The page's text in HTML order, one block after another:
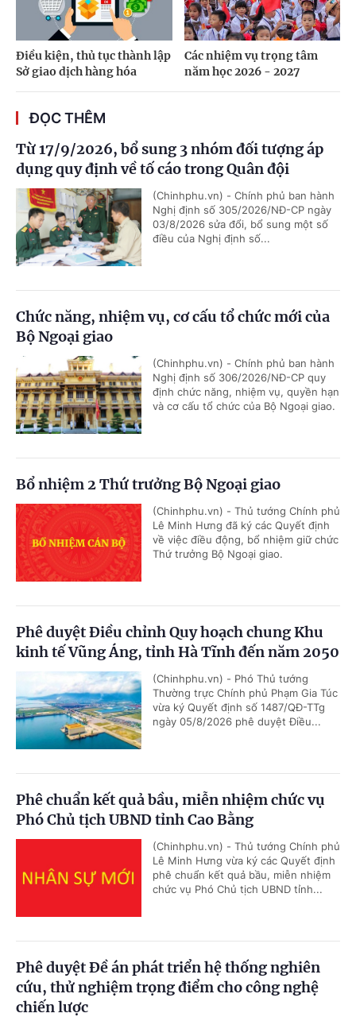
Điều kiện, thủ tục thành lập
Sở giao dịch hàng hóa
Các nhiệm vụ trọng tâm
năm học 2026 - 2027
ĐỌC THÊM
Từ 17/9/2026, bổ sung 3 nhóm đối tượng áp
dụng quy định về tố cáo trong Quân đội
(Chinhphu.vn) - Chính phủ ban hành
Nghị định số 305/2026/NĐ-CP ngày
03/8/2026 sửa đổi, bổ sung một số
điều của Nghị định số...
Chức năng, nhiệm vụ, cơ cấu tổ chức mới của
Bộ Ngoại giao
(Chinhphu.vn) - Chính phủ ban hành
Nghị định số 306/2026/NĐ-CP quy
định chức năng, nhiệm vụ, quyền hạn
và cơ cấu tổ chức của Bộ Ngoại giao.
Bổ nhiệm 2 Thứ trưởng Bộ Ngoại giao
(Chinhphu.vn) - Thủ tướng Chính phủ
Lê Minh Hưng đã ký các Quyết định
về việc điều động, bổ nhiệm giữ chức
Thứ trưởng Bộ Ngoại giao.
Phê duyệt Điều chỉnh Quy hoạch chung Khu
kinh tế Vũng Áng, tỉnh Hà Tĩnh đến năm 2050
(Chinhphu.vn) - Phó Thủ tướng
Thường trực Chính phủ Phạm Gia Túc
vừa ký Quyết định số 1487/QĐ-TTg
ngày 05/8/2026 phê duyệt Điều...
Phê chuẩn kết quả bầu, miễn nhiệm chức vụ
Phó Chủ tịch UBND tỉnh Cao Bằng
(Chinhphu.vn) - Thủ tướng Chính phủ
Lê Minh Hưng vừa ký các Quyết định
phê chuẩn kết quả bầu, miễn nhiệm
chức vụ Phó Chủ tịch UBND tỉnh...
Phê duyệt Đề án phát triển hệ thống nghiên
cứu, thử nghiệm trọng điểm cho công nghệ
chiến lược